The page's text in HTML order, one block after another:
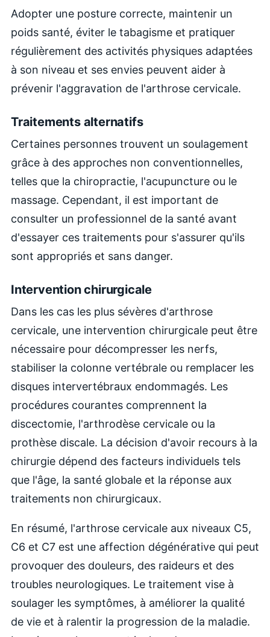
Adopter une posture correcte, maintenir un
poids santé, éviter le tabagisme et pratiquer
régulièrement des activités physiques adaptées
à son niveau et ses envies peuvent aider à
prévenir l'aggravation de l'arthrose cervicale.
Traitements alternatifs
Certaines personnes trouvent un soulagement
grâce à des approches non conventionnelles,
telles que la chiropractie, l'acupuncture ou le
massage. Cependant, il est important de
consulter un professionnel de la santé avant
d'essayer ces traitements pour s'assurer qu'ils
sont appropriés et sans danger.
Intervention chirurgicale
Dans les cas les plus sévères d'arthrose
cervicale, une intervention chirurgicale peut être
nécessaire pour décompresser les nerfs,
stabiliser la colonne vertébrale ou remplacer les
disques intervertébraux endommagés. Les
procédures courantes comprennent la
discectomie, l'arthrodèse cervicale ou la
prothèse discale. La décision d'avoir recours à la
chirurgie dépend des facteurs individuels tels
que l'âge, la santé globale et la réponse aux
traitements non chirurgicaux.
En résumé, l'arthrose cervicale aux niveaux C5,
C6 et C7 est une affection dégénérative qui peut
provoquer des douleurs, des raideurs et des
troubles neurologiques. Le traitement vise à
soulager les symptômes, à améliorer la qualité
de vie et à ralentir la progression de la maladie.